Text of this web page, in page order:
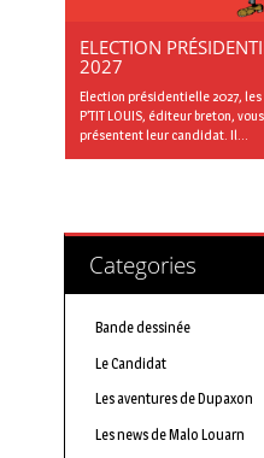
ELECTION
2027
Election présidentielle 2027,
P’TIT LOUIS, éditeur breton, vous
présentent leur candidat. Il...
Categories
Bande dessinée
Le Candidat
Les aventures de Dupaxon
Les news de Malo Louarn